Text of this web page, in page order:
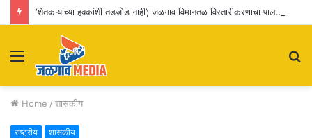
‘शेतकऱ्यांच्या हक्कांशी तडजोड नाही’; जळगाव विमानतळ विस्तारीकरणाचा पालकमंत्र्यांकडून आढावा
Menu
Home / शासकीय
राष्ट्रीय शासकीय